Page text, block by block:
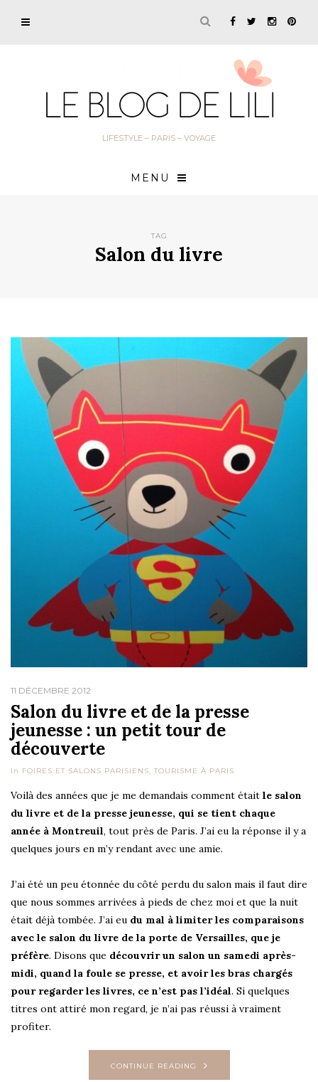
LIFESTYLE – PARIS – VOYAGE
MENU
TAG
Salon du livre
11 DÉCEMBRE 2012
Salon du livre et de la presse
jeunesse : un petit tour de
découverte
In FOIRES ET SALONS PARISIENS, TOURISME À PARIS
Voilà des années que je me demandais comment était le salon
du livre et de la presse jeunesse, qui se tient chaque
année à Montreuil, tout près de Paris. J’ai eu la réponse il y a
quelques jours en m’y rendant avec une amie.
J’ai été un peu étonnée du côté perdu du salon mais il faut dire
que nous sommes arrivées à pieds de chez moi et que la nuit
était déjà tombée. J’ai eu du mal à limiter les comparaisons
avec le salon du livre de la porte de Versailles, que je
préfère. Disons que découvrir un salon un samedi après-
midi, quand la foule se presse, et avoir les bras chargés
pour regarder les livres, ce n’est pas l’idéal. Si quelques
titres ont attiré mon regard, je n’ai pas réussi à vraiment
profiter.
CONTINUE READING